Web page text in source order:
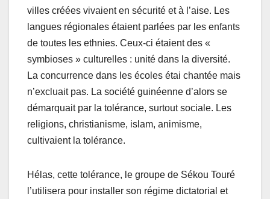
villes créées vivaient en sécurité et à l’aise. Les
langues régionales étaient parlées par les enfants
de toutes les ethnies. Ceux-ci étaient des «
symbioses » culturelles : unité dans la diversité.
La concurrence dans les écoles étai chantée mais
n’excluait pas. La société guinéenne d’alors se
démarquait par la tolérance, surtout sociale. Les
religions, christianisme, islam, animisme,
cultivaient la tolérance.
Hélas, cette tolérance, le groupe de Sékou Touré
l’utilisera pour installer son régime dictatorial et